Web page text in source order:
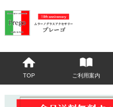
TOP ご利用案内